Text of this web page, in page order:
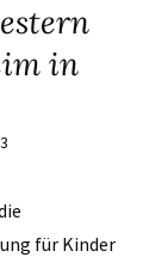
in
für Kinder